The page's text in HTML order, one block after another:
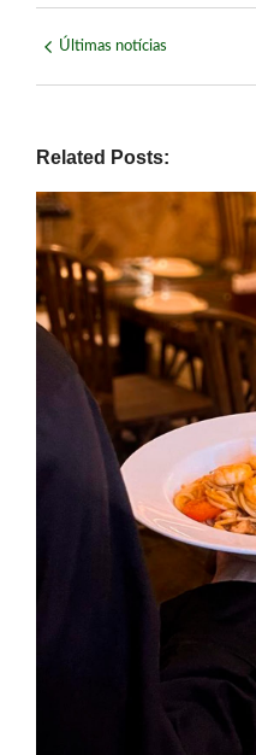
Últimas notícias
Related Posts: